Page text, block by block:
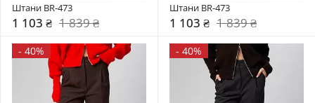
Штани BR-473
1 103 ₴ 1 839 ₴
Штани BR-473
1 103 ₴ 1 839 ₴
- 40% - 40%